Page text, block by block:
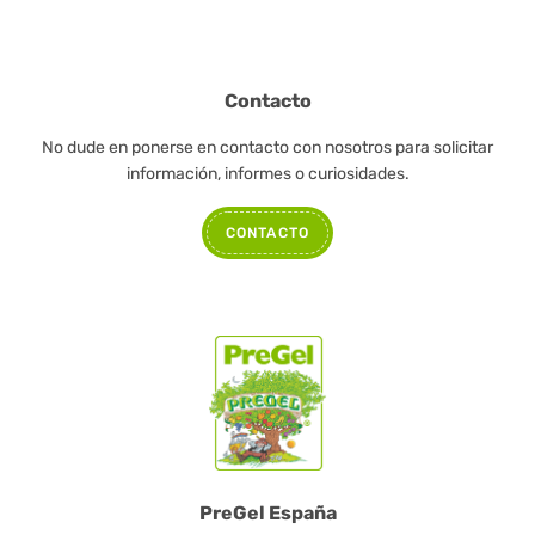
PreGel España
Contacto
No dude en ponerse en contacto con nosotros para solicitar
información, informes o curiosidades.
CONTACTO